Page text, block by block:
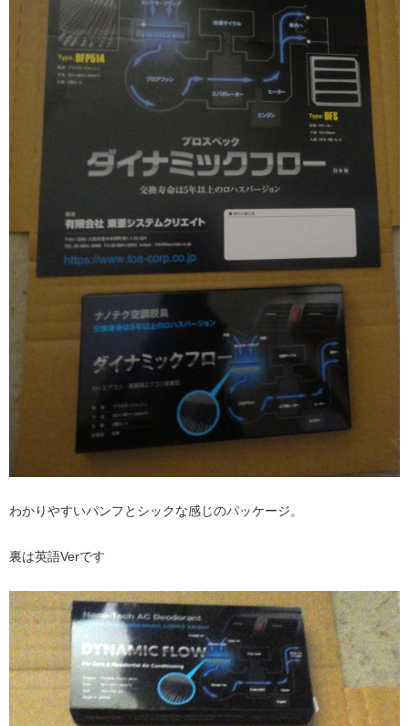
わかりやすいパンフとシックな感じのパッケージ。
裏は英語Verです